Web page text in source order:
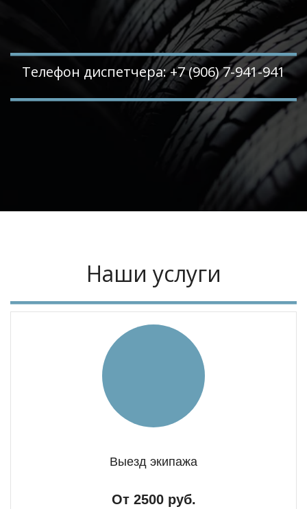
Телефон диспетчера: +7 (906) 7-941-941
Наши услуги
Выезд экипажа
От 2500 руб.